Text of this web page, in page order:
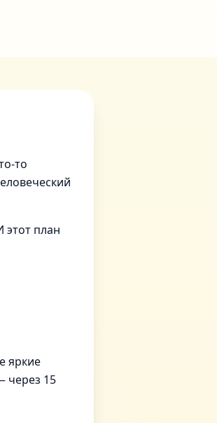
то
этот план
яркие
через 15